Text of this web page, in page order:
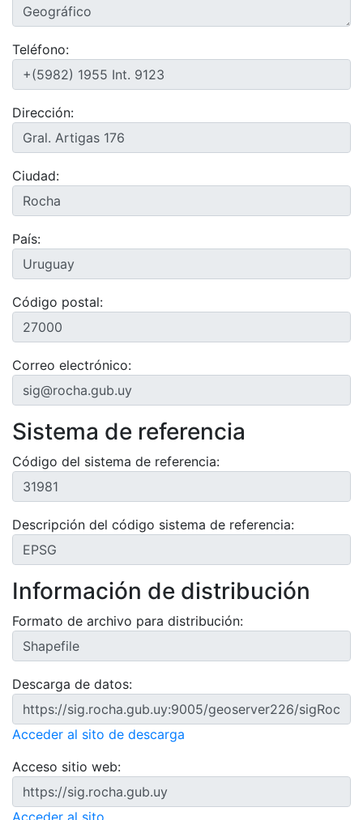
Teléfono:
Dirección:
Ciudad:
País:
Código postal:
Correo electrónico:
Sistema de referencia
Código del sistema de referencia:
Descripción del código sistema de referencia:
Información de distribución
Formato de archivo para distribución:
Descarga de datos:
Acceder al sito de descarga
Acceso sitio web:
Acceder al sito